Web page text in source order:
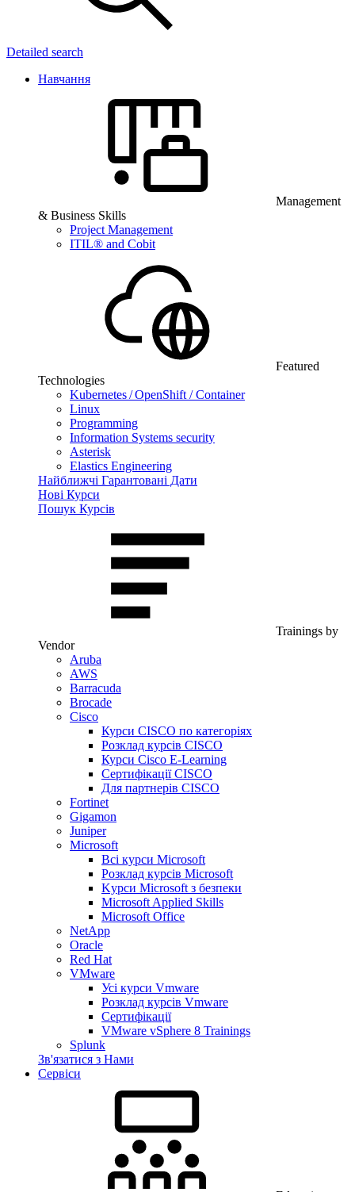
Detailed search
Навчання
Management
& Business Skills
Project Management
ITIL® and Cobit
Featured
Technologies
Kubernetes / OpenShift / Container
Linux
Programming
Information Systems security
Asterisk
Elastics Engineering
Найближчі Гарантовані Дати
Нові Курси
Пошук Курсів
Trainings by
Vendor
Aruba
AWS
Barracuda
Brocade
Cisco
Курси CISCO по категоріях
Розклад курсів CISCO
Курси Cisco E-Learning
Сертифікації CISCO
Для партнерів CISCO
Fortinet
Gigamon
Juniper
Microsoft
Всі курси Microsoft
Розклад курсів Microsoft
Kyрси Microsoft з безпеки
Microsoft Applied Skills
Microsoft Office
NetApp
Oracle
Red Hat
VMware
Усі курси Vmware
Розклад курсів Vmware
Сертифікації
VMware vSphere 8 Trainings
Splunk
Зв'язатися з Нами
Сервіси